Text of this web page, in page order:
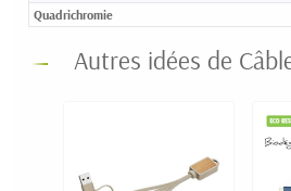
Quadrichromie
Autres idées de